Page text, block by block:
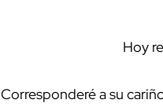
Hoy
Corresponderé a su